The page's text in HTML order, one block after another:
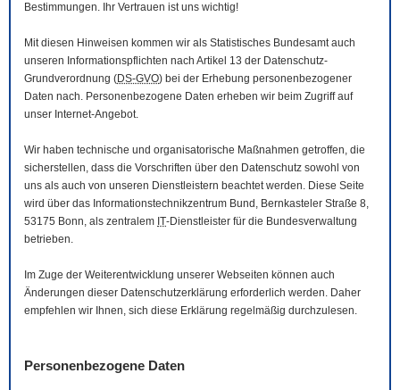
Bestimmungen. Ihr Vertrauen ist uns wichtig!
Mit diesen Hinweisen kommen wir als Statistisches Bundesamt auch
unseren Informationspflichten nach Artikel 13 der Datenschutz-
Grundverordnung (DS-GVO) bei der Erhebung personenbezogener
Daten nach. Personenbezogene Daten erheben wir beim Zugriff auf
unser Internet-Angebot.
Wir haben technische und organisatorische Maßnahmen getroffen, die
sicherstellen, dass die Vorschriften über den Datenschutz sowohl von
uns als auch von unseren Dienstleistern beachtet werden. Diese Seite
wird über das Informationstechnikzentrum Bund, Bernkasteler Straße 8,
53175 Bonn, als zentralem IT-Dienstleister für die Bundesverwaltung
betrieben.
Im Zuge der Weiterentwicklung unserer Webseiten können auch
Änderungen dieser Datenschutzerklärung erforderlich werden. Daher
empfehlen wir Ihnen, sich diese Erklärung regelmäßig durchzulesen.
Personenbezogene Daten